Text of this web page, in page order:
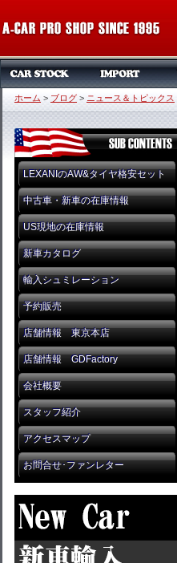
ホーム > ブログ > ニュース＆トピックス
LEXANIのAW&タイヤ格安セット
中古車・新車の在庫情報
US現地の在庫情報
新車カタログ
輸入シュミレーション
予約販売
店舗情報 東京本店
店舗情報 GDFactory
会社概要
スタッフ紹介
アクセスマップ
お問合せ･ファンレター